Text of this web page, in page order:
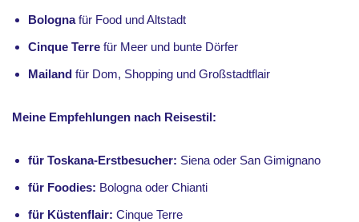
Bolognafür Food und Altstadt
Cinque Terre für Meer und bunte Dörfer
Mailand für Dom, Shopping und Großstadtflair
Meine Empfehlungen nach Reisestil:
für Toskana-Erstbesucher: Siena oder San Gimignano
für Foodies: Bologna oder Chianti
für Küstenflair: Cinque Terre